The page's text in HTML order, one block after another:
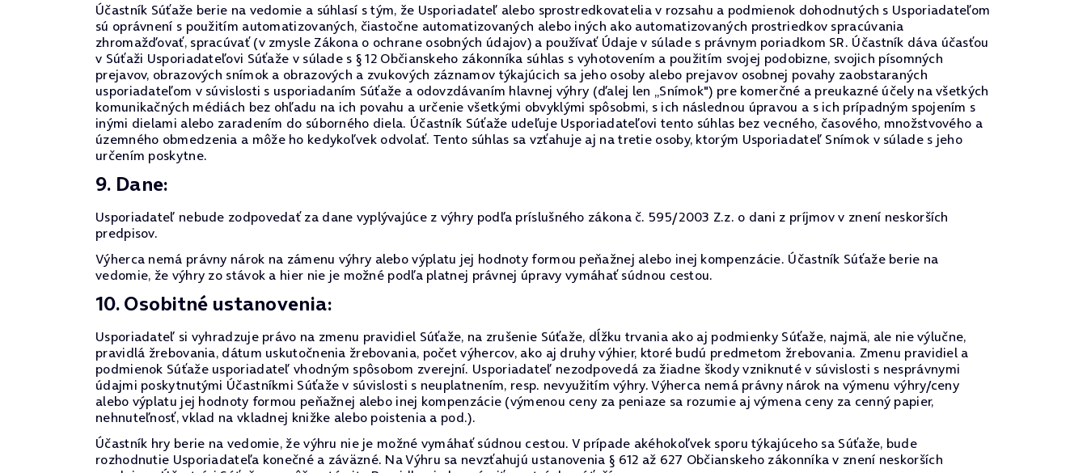
Účastník Súťaže berie na vedomie a súhlasí s tým, že Usporiadateľ alebo sprostredkovatelia v rozsahu a podmienok dohodnutých s Usporiadateľom
sú oprávnení s použitím automatizovaných, čiastočne automatizovaných alebo iných ako automatizovaných prostriedkov spracúvania
zhromažďovať, spracúvať (v zmysle Zákona o ochrane osobných údajov) a používať Údaje v súlade s právnym poriadkom SR. Účastník dáva účasťou
v Súťaži Usporiadateľovi Súťaže v súlade s § 12 Občianskeho zákonníka súhlas s vyhotovením a použitím svojej podobizne, svojich písomných
prejavov, obrazových snímok a obrazových a zvukových záznamov týkajúcich sa jeho osoby alebo prejavov osobnej povahy zaobstaraných
usporiadateľom v súvislosti s usporiadaním Súťaže a odovzdávaním hlavnej výhry (ďalej len „Snímok") pre komerčné a preukazné účely na všetkých
komunikačných médiách bez ohľadu na ich povahu a určenie všetkými obvyklými spôsobmi, s ich následnou úpravou a s ich prípadným spojením s
inými dielami alebo zaradením do súborného diela. Účastník Súťaže udeľuje Usporiadateľovi tento súhlas bez vecného, časového, množstvového a
územného obmedzenia a môže ho kedykoľvek odvolať. Tento súhlas sa vzťahuje aj na tretie osoby, ktorým Usporiadateľ Snímok v súlade s jeho
určením poskytne.
9. Dane:
Usporiadateľ nebude zodpovedať za dane vyplývajúce z výhry podľa príslušného zákona č. 595/2003 Z.z. o dani z príjmov v znení neskorších
predpisov.
Výherca nemá právny nárok na zámenu výhry alebo výplatu jej hodnoty formou peňažnej alebo inej kompenzácie. Účastník Súťaže berie na
vedomie, že výhry zo stávok a hier nie je možné podľa platnej právnej úpravy vymáhať súdnou cestou.
10. Osobitné ustanovenia:
Usporiadateľ si vyhradzuje právo na zmenu pravidiel Súťaže, na zrušenie Súťaže, dĺžku trvania ako aj podmienky Súťaže, najmä, ale nie výlučne,
pravidlá žrebovania, dátum uskutočnenia žrebovania, počet výhercov, ako aj druhy výhier, ktoré budú predmetom žrebovania. Zmenu pravidiel a
podmienok Súťaže usporiadateľ vhodným spôsobom zverejní. Usporiadateľ nezodpovedá za žiadne škody vzniknuté v súvislosti s nesprávnymi
údajmi poskytnutými Účastníkmi Súťaže v súvislosti s neuplatnením, resp. nevyužitím výhry. Výherca nemá právny nárok na výmenu výhry/ceny
alebo výplatu jej hodnoty formou peňažnej alebo inej kompenzácie (výmenou ceny za peniaze sa rozumie aj výmena ceny za cenný papier,
nehnuteľnosť, vklad na vkladnej knižke alebo poistenia a pod.).
Účastník hry berie na vedomie, že výhru nie je možné vymáhať súdnou cestou. V prípade akéhokoľvek sporu týkajúceho sa Súťaže, bude
rozhodnutie Usporiadateľa konečné a záväzné. Na Výhru sa nevzťahujú ustanovenia § 612 až 627 Občianskeho zákonníka v znení neskorších